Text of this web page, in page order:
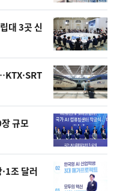
대 3곳 신
규모
조 달러